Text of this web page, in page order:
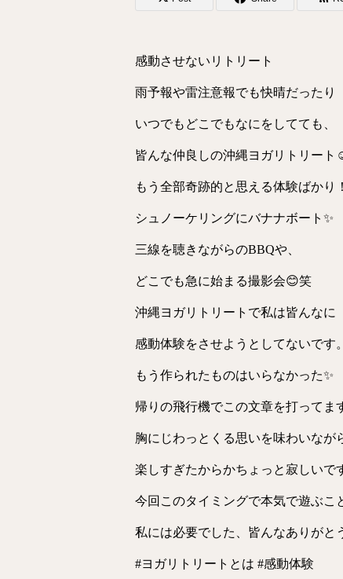
感動させないリトリート
雨予報や雷注意報でも快晴だったり
いつでもどこでもなにをしてても、
皆んな仲良しの沖縄ヨガリトリート
もう全部奇跡的と思える体験ばかり！
シュノーケリングにバナナボート✨
三線を聴きながらのBBQや、
どこでも急に始まる撮影会😊笑
沖縄ヨガリトリートで私は皆んなに
感動体験をさせようとしてないです。
もう作られたものはいらなかった✨
帰りの飛行機でこの文章を打ってま
胸にじわっとくる思いを味わいなが
楽しすぎたからかちょっと寂しいで
今回このタイミングで本気で遊ぶこ
私には必要でした、皆んなありがと
#ヨガリトリートとは #感動体験